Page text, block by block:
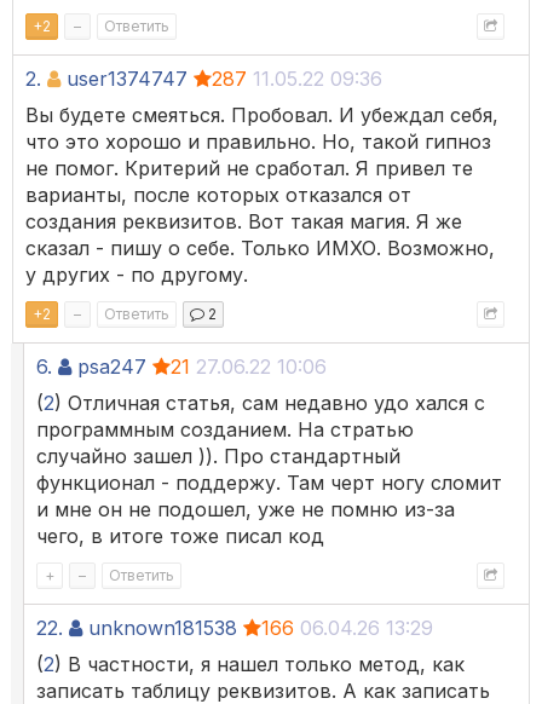
+2 – Ответить
2. user1374747 287 11.05.22 09:36
Вы будете смеяться. Пробовал. И убеждал себя,
что это хорошо и правильно. Но, такой гипноз
не помог. Критерий не сработал. Я привел те
варианты, после которых отказался от
создания реквизитов. Вот такая магия. Я же
сказал - пишу о себе. Только ИМХО. Возможно,
у других - по другому.
+2 – Ответить 2
6. psa247 21 27.06.22 10:06
(2) Отличная статья, сам недавно удо хался с
программным созданием. На стратью
случайно зашел )). Про стандартный
функционал - поддержу. Там черт ногу сломит
и мне он не подошел, уже не помню из-за
чего, в итоге тоже писал код
+ – Ответить
22. unknown181538 166 06.04.26 13:29
(2) В частности, я нашел только метод, как
записать таблицу реквизитов. А как записать